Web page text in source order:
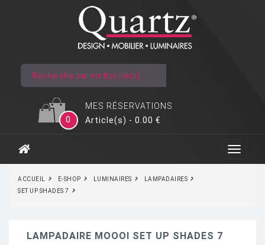
MES RÉSERVATIONS
0
Article(s) - 0.00 €
ACCUEIL E-SHOP LUMINAIRES
LAMPADAIRES
SET UP SHADES 7
LAMPADAIRE MOOOI SET UP SHADES 7